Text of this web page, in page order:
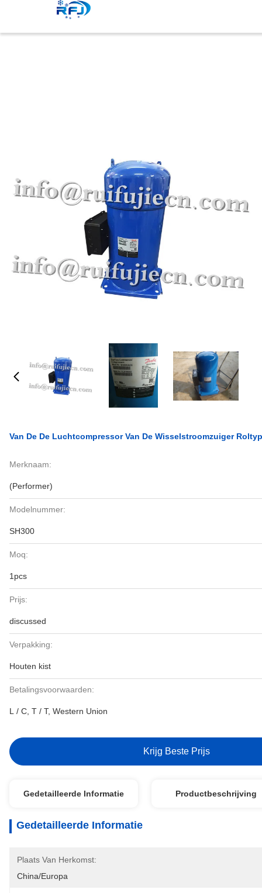
Van De De Luchtcompressor Van De Wisselstroomzuiger
Merknaam:
(Performer)
Modelnummer:
SH300
Moq:
1pcs
Prijs:
discussed
Verpakking:
Houten kist
Betalingsvoorwaarden:
L / C, T / T, Western Union
Krijg Beste Prijs
Gedetailleerde Informatie Productbeschrijving
Gedetailleerde Informatie
Plaats Van Herkomst:
China/Europa